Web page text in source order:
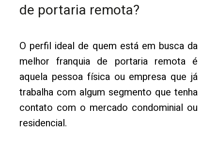
de portaria remota?
O perfil ideal de quem está em busca da
melhor franquia de portaria remota é
aquela pessoa física ou empresa que já
trabalha com algum segmento que tenha
contato com o mercado condominial ou
residencial.